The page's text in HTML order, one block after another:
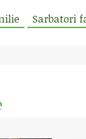
Sarbatori